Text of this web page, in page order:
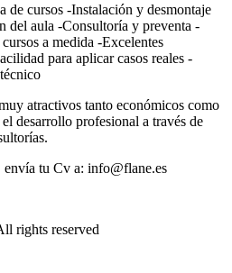
de cursos -Instalación y desmontaje
del aula -Consultoría y preventa -
a medida -Excelentes
para aplicar casos reales -
atractivos tanto económicos como
desarrollo profesional a través de
envía tu Cv a: info@flane.es
rights reserved